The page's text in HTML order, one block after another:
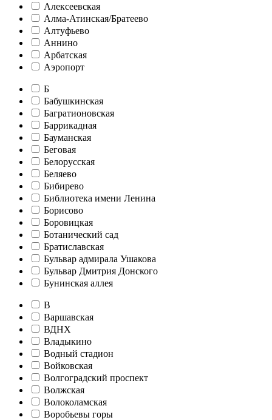
Алексеевская
Алма-Атинская/Братеево
Алтуфьево
Аннино
Арбатская
Аэропорт
Б
Бабушкинская
Багратионовская
Баррикадная
Бауманская
Беговая
Белорусская
Беляево
Бибирево
Библиотека имени Ленина
Борисово
Боровицкая
Ботанический сад
Братиславская
Бульвар адмирала Ушакова
Бульвар Дмитрия Донского
Бунинская аллея
В
Варшавская
ВДНХ
Владыкино
Водный стадион
Войковская
Волгоградский проспект
Волжская
Волоколамская
Воробьевы горы